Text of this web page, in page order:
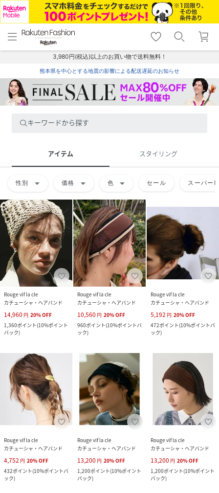
menu home
トップ
shopping_cart lock_outline
ログイン
3,980円(税込)以上のお買い物で送料無料！
熊本県を中心とする地震の影響による配送遅延のお知らせ
キーワードから探す
アイテム スタイリング
性別 arrow_drop_down 価格 arrow_drop_down 色 arrow_drop_down セール スーパー
Rouge vif la cle
カチューシャ・ヘアバンド
14,960 円 20%OFF
1,360ポイント(10%ポイント
バック)
Rouge vif la cle
カチューシャ・ヘアバンド
10,560 円 20%OFF
960ポイント(10%ポイントバ
ック)
Rouge vif la cle
カチューシャ・ヘアバンド
5,192 円 20%OFF
472ポイント(10%ポイントバ
ック)
Rouge vif la cle
カチューシャ・ヘアバンド
4,752 円 20%OFF
432ポイント(10%ポイントバ
ック)
Rouge vif la cle
カチューシャ・ヘアバンド
13,200 円 20%OFF
1,200ポイント(10%ポイント
バック)
Rouge vif la cle
カチューシャ・ヘアバンド
13,200 円 20%OFF
1,200ポイント(10%ポイント
バック)